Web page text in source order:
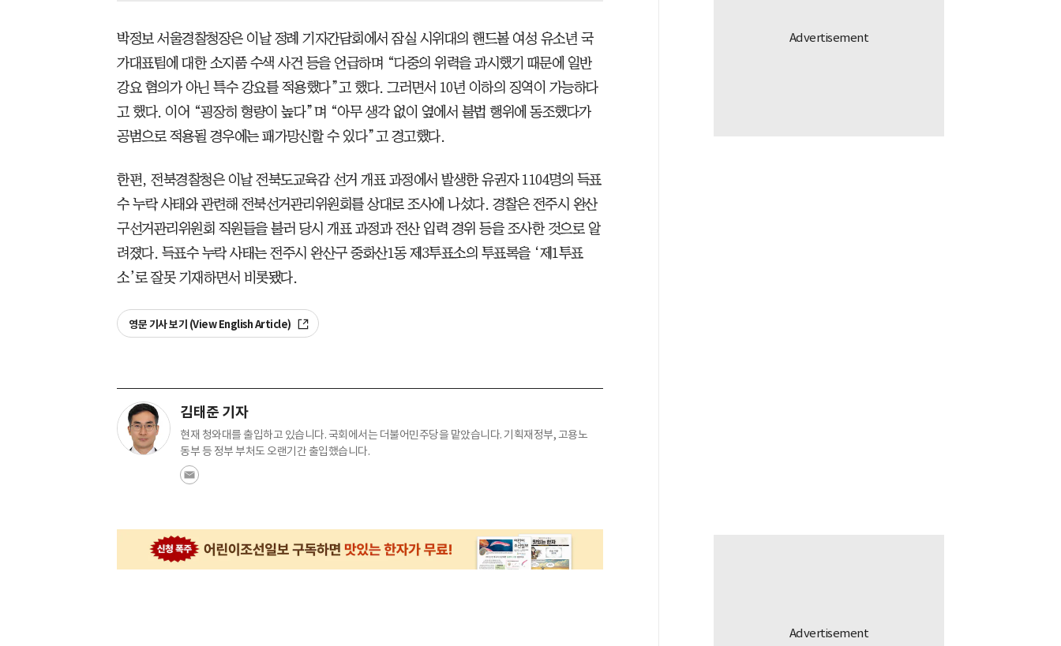
박정보 서울경찰청장은 이날 정례 기자간담회에서 잠실 시위대의 핸드볼 여성 유소년 국
가대표팀에 대한 소지품 수색 사건 등을 언급하며 “다중의 위력을 과시했기 때문에 일반
강요 혐의가 아닌 특수 강요를 적용했다”고 했다. 그러면서 10년 이하의 징역이 가능하다
고 했다. 이어 “굉장히 형량이 높다”며 “아무 생각 없이 옆에서 불법 행위에 동조했다가
공범으로 적용될 경우에는 패가망신할 수 있다”고 경고했다.
한편, 전북경찰청은 이날 전북도교육감 선거 개표 과정에서 발생한 유권자 1104명의 득표
수 누락 사태와 관련해 전북선거관리위원회를 상대로 조사에 나섰다. 경찰은 전주시 완산
구선거관리위원회 직원들을 불러 당시 개표 과정과 전산 입력 경위 등을 조사한 것으로 알
려졌다. 득표수 누락 사태는 전주시 완산구 중화산1동 제3투표소의 투표록을 ‘제1투표
소’로 잘못 기재하면서 비롯됐다.
영문 기사 보기 (View English Article)
김태준 기자
현재 청와대를 출입하고 있습니다. 국회에서는 더불어민주당을 맡았습니다. 기획재정부, 고용노
동부 등 정부 부처도 오랜기간 출입했습니다.